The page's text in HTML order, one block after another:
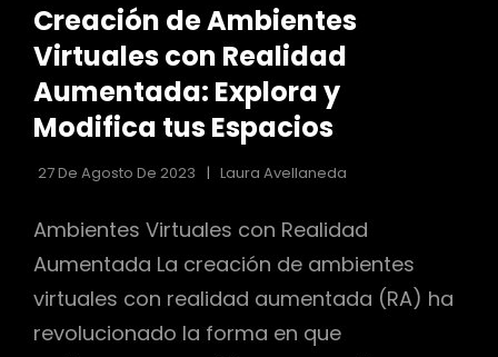
LAS
CATEGORÍAS
Creación de Ambientes
Virtuales con Realidad
Aumentada: Explora y
Modifica tus Espacios
27 De Agosto De 2023 Laura Avellaneda
Ambientes Virtuales con Realidad
Aumentada La creación de ambientes
virtuales con realidad aumentada (RA) ha
revolucionado la forma en que